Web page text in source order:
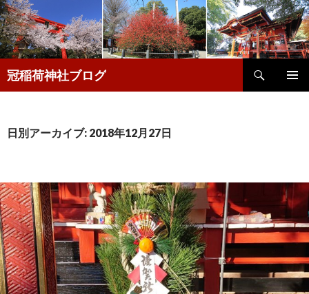
冠稲荷神社ブログ
索
ン
動
日別アーカイブ: 2018年12月27日